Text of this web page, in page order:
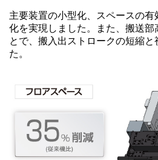
主要装置の小型化、スペースの
化を実現しました。また、搬送部
とで、搬入出ストロークの短縮
た。